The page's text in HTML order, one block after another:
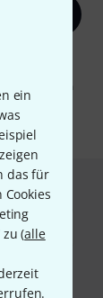
ein
das für
(alle
von E-Mail-
zu. Die
finden Sie in